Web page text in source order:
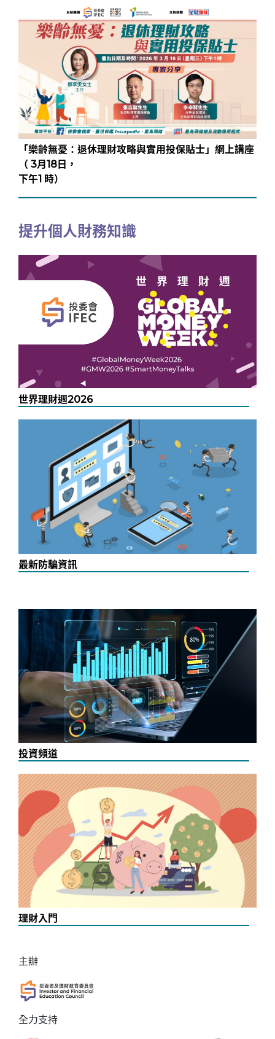
「樂齡無憂：退休理財攻略與實用投保貼士」網上講座
（ 3月18日，
下午1 時）
提升個人財務知識
世界理財週2026
最新防騙資訊
投資頻道
理財入門
主辦
全力支持